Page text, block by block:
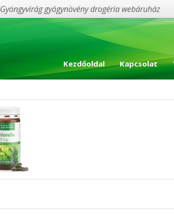
Gyöngyvirág gyógynövény drogéria webáruház
Kezdőoldal Kapcsolat